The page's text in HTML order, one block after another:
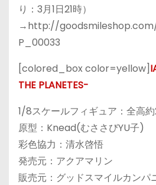
り：3月1日21時）
→http://
P_00033
[colored_box color=yellow]
THE PLANETES-
1/8スケールフィギュア：全高
原型：Knead(むささびYU子)
彩色協力：清水啓悟
発売元：アクアマリン
販売元：グッドスマイルカンパ